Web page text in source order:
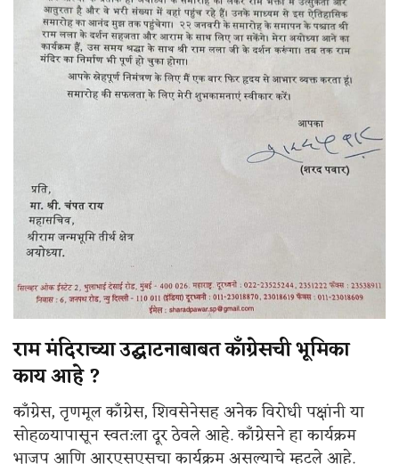
राम मंदिराच्या उद्घाटनाबाबत काँग्रेसची भूमिका
काय आहे ?
काँग्रेस, तृणमूल काँग्रेस, शिवसेनेसह अनेक विरोधी पक्षांनी या
सोहळ्यापासून स्वत:ला दूर ठेवले आहे. काँग्रेसने हा कार्यक्रम